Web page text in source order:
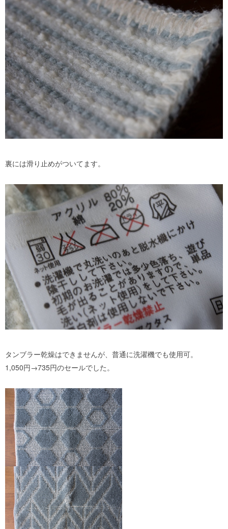
裏には滑り止めがついてます。
タンブラー乾燥はできませんが、普通に洗濯機でも使用可。
1,050円→735円のセールでした。